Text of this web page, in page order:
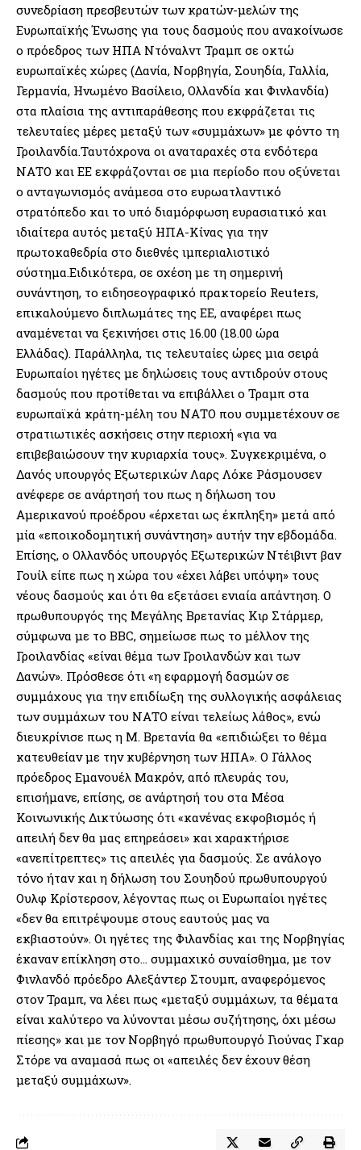
συνεδρίαση πρεσβευτών των κρατών-μελών της
Ευρωπαϊκής Ένωσης για τους δασμούς που ανακοίνωσε
ο πρόεδρος των ΗΠΑ Ντόναλντ Τραμπ σε οκτώ
ευρωπαϊκές χώρες (Δανία, Νορβηγία, Σουηδία, Γαλλία,
Γερμανία, Ηνωμένο Βασίλειο, Ολλανδία και Φινλανδία)
στα πλαίσια της αντιπαράθεσης που εκφράζεται τις
τελευταίες μέρες μεταξύ των «συμμάχων» με φόντο τη
Γροιλανδία.Ταυτόχρονα οι αναταραχές στα ενδότερα
ΝΑΤΟ και ΕΕ εκφράζονται σε μια περίοδο που οξύνεται
ο ανταγωνισμός ανάμεσα στο ευρωατλαντικό
στρατόπεδο και το υπό διαμόρφωση ευρασιατικό και
ιδιαίτερα αυτός μεταξύ ΗΠΑ-Κίνας για την
πρωτοκαθεδρία στο διεθνές ιμπεριαλιστικό
σύστημα.Ειδικότερα, σε σχέση με τη σημερινή
συνάντηση, το ειδησεογραφικό πρακτορείο Reuters,
επικαλούμενο διπλωμάτες της ΕΕ, αναφέρει πως
αναμένεται να ξεκινήσει στις 16.00 (18.00 ώρα
Ελλάδας). Παράλληλα, τις τελευταίες ώρες μια σειρά
Ευρωπαίοι ηγέτες με δηλώσεις τους αντιδρούν στους
δασμούς που προτίθεται να επιβάλλει ο Τραμπ στα
ευρωπαϊκά κράτη-μέλη του ΝΑΤΟ που συμμετέχουν σε
στρατιωτικές ασκήσεις στην περιοχή «για να
επιβεβαιώσουν την κυριαρχία τους». Συγκεκριμένα, ο
Δανός υπουργός Εξωτερικών Λαρς Λόκε Ράσμουσεν
ανέφερε σε ανάρτησή του πως η δήλωση του
Αμερικανού προέδρου «έρχεται ως έκπληξη» μετά από
μία «εποικοδομητική συνάντηση» αυτήν την εβδομάδα.
Επίσης, ο Ολλανδός υπουργός Εξωτερικών Ντέιβιντ βαν
Γουίλ είπε πως η χώρα του «έχει λάβει υπόψη» τους
νέους δασμούς και ότι θα εξετάσει ενιαία απάντηση. Ο
πρωθυπουργός της Μεγάλης Βρετανίας Κιρ Στάρμερ,
σύμφωνα με το BBC, σημείωσε πως το μέλλον της
Γροιλανδίας «είναι θέμα των Γροιλανδών και των
Δανών». Πρόσθεσε ότι «η εφαρμογή δασμών σε
συμμάχους για την επιδίωξη της συλλογικής ασφάλειας
των συμμάχων του ΝΑΤΟ είναι τελείως λάθος», ενώ
διευκρίνισε πως η Μ. Βρετανία θα «επιδιώξει το θέμα
κατευθείαν με την κυβέρνηση των ΗΠΑ». Ο Γάλλος
πρόεδρος Εμανουέλ Μακρόν, από πλευράς του,
επισήμανε, επίσης, σε ανάρτησή του στα Μέσα
Κοινωνικής Δικτύωσης ότι «κανένας εκφοβισμός ή
απειλή δεν θα μας επηρεάσει» και χαρακτήρισε
«ανεπίτρεπτες» τις απειλές για δασμούς. Σε ανάλογο
τόνο ήταν και η δήλωση του Σουηδού πρωθυπουργού
Ουλφ Κρίστερσον, λέγοντας πως οι Ευρωπαίοι ηγέτες
«δεν θα επιτρέψουμε στους εαυτούς μας να
εκβιαστούν». Οι ηγέτες της Φιλανδίας και της Νορβηγίας
έκαναν επίκληση στο… συμμαχικό συναίσθημα, με τον
Φινλανδό πρόεδρο Αλεξάντερ Στουμπ, αναφερόμενος
στον Τραμπ, να λέει πως «μεταξύ συμμάχων, τα θέματα
είναι καλύτερο να λύνονται μέσω συζήτησης, όχι μέσω
πίεσης» και με τον Νορβηγό πρωθυπουργό Γιούνας Γκαρ
Στόρε να αναμασά πως οι «απειλές δεν έχουν θέση
μεταξύ συμμάχων».